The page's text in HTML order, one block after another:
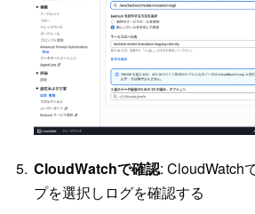
CloudWatchで確認: CloudWatch
プを選択しログを確認する